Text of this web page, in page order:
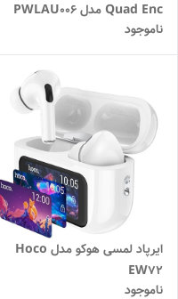
Quad Enc مدل PWLAU006
ناموجود
ایرپاد لمسی هوکو مدل Hoco
EW72
ناموجود